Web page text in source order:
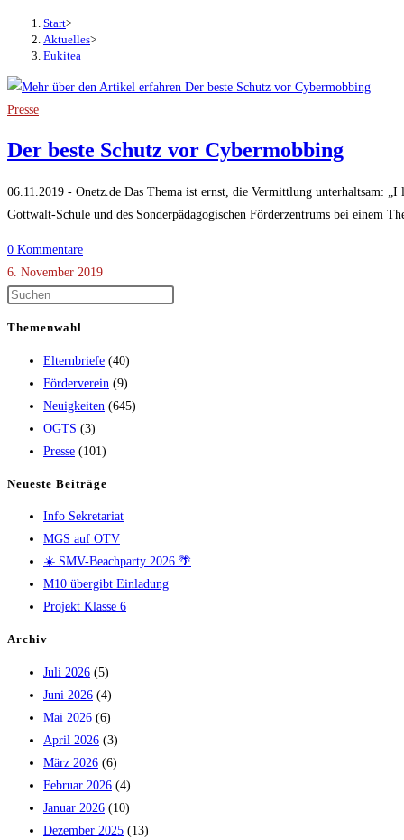
Start>
Aktuelles>
Eukitea
Presse
Der beste Schutz vor Cybermobbing
06.11.2019 - Onetz.de Das Thema ist ernst, die Vermittlung unterhaltsam:
Gottwalt-Schule und des Sonderpädagogischen Förderzentrums bei einem
0 Kommentare
6. November 2019
Themenwahl
Elternbriefe (40)
Förderverein (9)
Neuigkeiten (645)
OGTS (3)
Presse (101)
Neueste Beiträge
Info Sekretariat
MGS auf OTV
☀️ SMV-Beachparty 2026 🌴
M10 übergibt Einladung
Projekt Klasse 6
Archiv
Juli 2026 (5)
Juni 2026 (4)
Mai 2026 (6)
April 2026 (3)
März 2026 (6)
Februar 2026 (4)
Januar 2026 (10)
Dezember 2025 (13)